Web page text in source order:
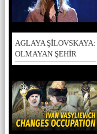
AGLAYA ŞİLOVSKAYA:
OLMAYAN ŞEHİR